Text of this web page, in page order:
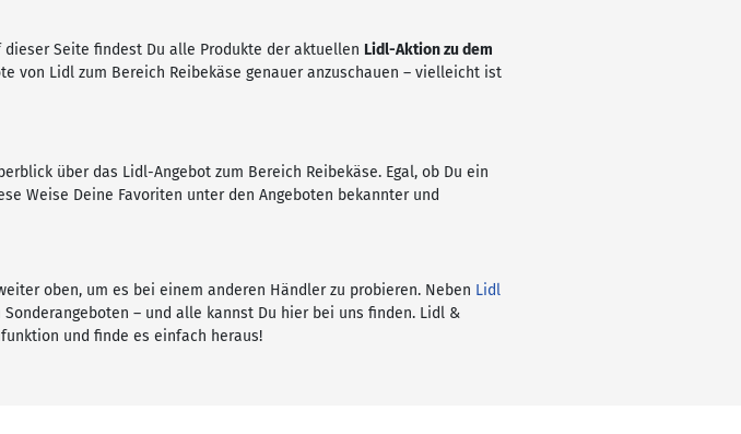
Seite findest Du alle Produkte der aktuellen Lidl-Aktion zu dem
von Lidl zum Bereich Reibekäse genauer anzuschauen – vielleicht ist
über das Lidl-Angebot zum Bereich Reibekäse. Egal, ob Du ein
Weise Deine Favoriten unter den Angeboten bekannter und
oben, um es bei einem anderen Händler zu probieren. Neben Lidl
– und alle kannst Du hier bei uns finden. Lidl &
und finde es einfach heraus!